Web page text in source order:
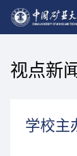
视点新
学校主